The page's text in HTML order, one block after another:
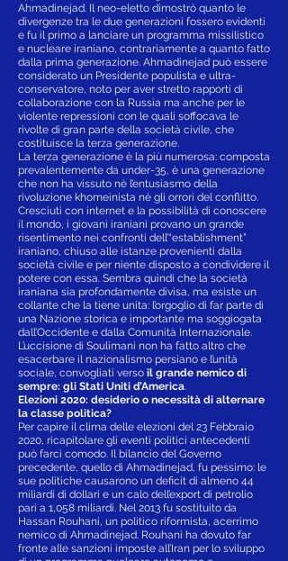
Ahmadinejad. Il neo-eletto dimostrò quanto le
divergenze tra le due generazioni fossero evidenti
e fu il primo a lanciare un programma missilistico
e nucleare iraniano, contrariamente a quanto fatto
dalla prima generazione. Ahmadinejad può essere
considerato un Presidente populista e ultra-
conservatore, noto per aver stretto rapporti di
collaborazione con la Russia ma anche per le
violente repressioni con le quali soffocava le
rivolte di gran parte della società civile, che
costituisce la terza generazione.
La terza generazione è la più numerosa: composta
prevalentemente da under-35, è una generazione
che non ha vissuto nè l’entusiasmo della
rivoluzione khomeinista nè gli orrori del conflitto.
Cresciuti con internet e la possibilità di conoscere
il mondo, i giovani iraniani provano un grande
risentimento nei confronti dell’“establishment”
iraniano, chiuso alle istanze provenienti dalla
società civile e per niente disposto a condividere il
potere con essa. Sembra quindi che la società
iraniana sia profondamente divisa, ma esiste un
collante che la tiene unita: l’orgoglio di far parte di
una Nazione storica e importante ma soggiogata
dall’Occidente e dalla Comunità Internazionale.
L’uccisione di Soulimani non ha fatto altro che
esacerbare il nazionalismo persiano e l’unità
sociale, convogliati verso il grande nemico di
sempre: gli Stati Uniti d’America.
Elezioni 2020: desiderio o necessità di alternare
la classe politica?
Per capire il clima delle elezioni del 23 Febbraio
2020, ricapitolare gli eventi politici antecedenti
può farci comodo. Il bilancio del Governo
precedente, quello di Ahmadinejad, fu pessimo: le
sue politiche causarono un deficit di almeno 44
miliardi di dollari e un calo dell’export di petrolio
pari a 1,058 miliardi. Nel 2013 fu sostituito da
Hassan Rouhani, un politico riformista, acerrimo
nemico di Ahmadinejad. Rouhani ha dovuto far
fronte alle sanzioni imposte all’Iran per lo sviluppo